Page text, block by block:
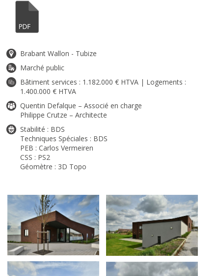
Brabant Wallon - Tubize
Marché public
Bâtiment services : 1.182.000 € HTVA | Logements :
1.400.000 € HTVA
Quentin Defalque – Associé en charge
Philippe Crutze – Architecte
Stabilité : BDS
Techniques Spéciales : BDS
PEB : Carlos Vermeiren
CSS : PS2
Géomètre : 3D Topo